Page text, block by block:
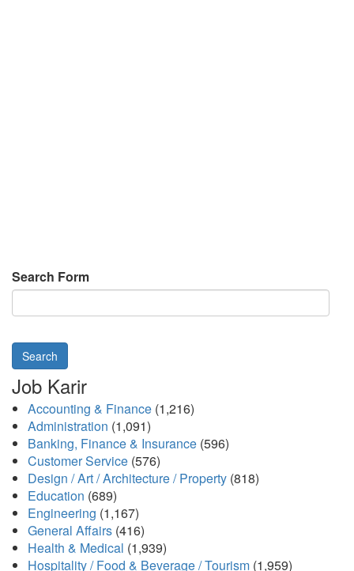
Search Form
Search
Job Karir
Accounting & Finance (1,216)
Administration (1,091)
Banking, Finance & Insurance (596)
Customer Service (576)
Design / Art / Architecture / Property (818)
Education (689)
Engineering (1,167)
General Affairs (416)
Health & Medical (1,939)
Hospitality / Food & Beverage / Tourism (1,959)